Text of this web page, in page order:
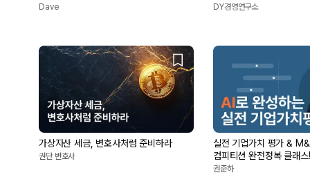
Dave DY경영연구소
가상자산 세금, 변호사처럼 준비하라
권단 변호사
실전 기업가치 평가 &
컴피티션 완전정복 클래
권준하